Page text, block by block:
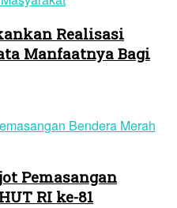
Realisasi
Manfaatnya Bagi
Pemasangan
RI ke-81